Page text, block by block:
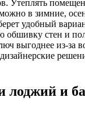
Утеплять
в зимние,
удобный
обшивку стен и
выгоднее из-за
и